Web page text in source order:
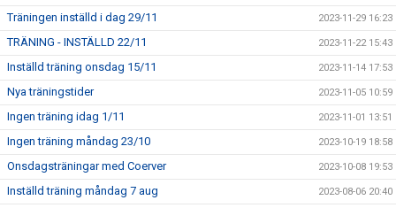
Träningen inställd i dag 29/11 2023-11-29 16:23
TRÄNING - INSTÄLLD 22/11 2023-11-22 15:43
Inställd träning onsdag 15/11 2023-11-14 17:53
Nya träningstider 2023-11-05 10:59
Ingen träning idag 1/11 2023-11-01 13:51
Ingen träning måndag 23/10 2023-10-19 18:58
Onsdagsträningar med Coerver 2023-10-08 19:53
Inställd träning måndag 7 aug 2023-08-06 20:40